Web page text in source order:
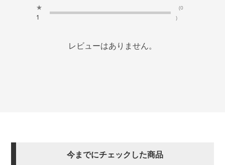
★
1
(0
)
レビューはありません。
今までにチェックした商品